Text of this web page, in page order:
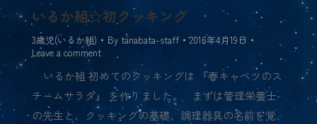
いるか組☆初クッキング
3歳児(いるか組) By tanabata-staff
2016年4月19日
Leave a comment
いるか組 初めてのクッキングは 『春キャベツのス
チームサラダ』 を作りました。 まずは管理栄養士
の先生と、クッキングの基礎、調理器具の名前を覚